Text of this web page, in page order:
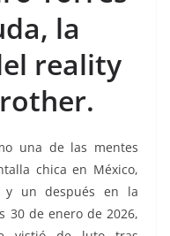
la
reality
una de las mentes
chica en México,
y un después en la
30 de enero de 2026,